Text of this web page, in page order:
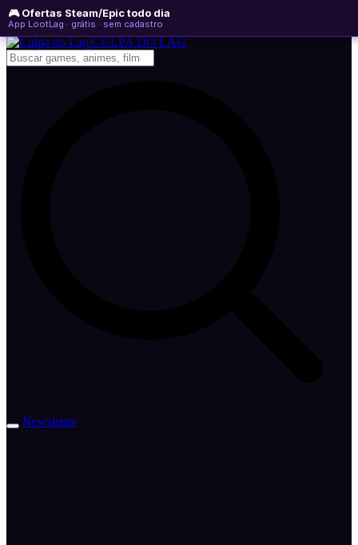
🎮 Ofertas Steam/Epic todo dia
App LootLag · grátis · sem cadastro
quinta-feira, 06 de agosto de 2026
Newsletter
CULPA DO LAG
Newsletter